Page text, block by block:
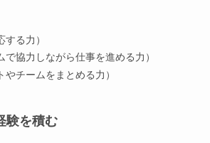
する力）
で協力しながら仕事を進める力）
やチームをまとめる力）
験を積む